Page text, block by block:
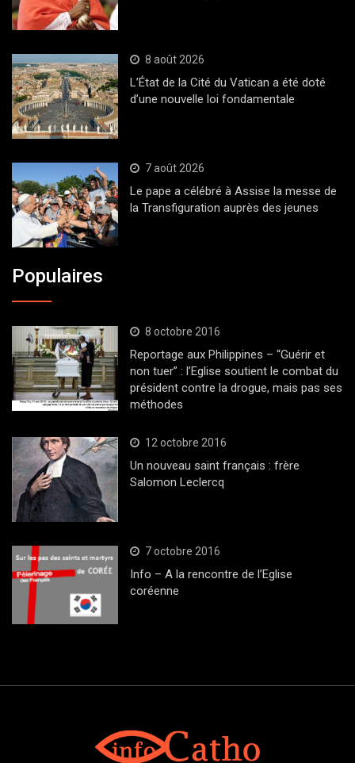
8 août 2026
L’État de la Cité du Vatican a été doté
d’une nouvelle loi fondamentale
7 août 2026
Le pape a célébré à Assise la messe de
la Transfiguration auprès des jeunes
Populaires
8 octobre 2016
Reportage aux Philippines – “Guérir et
non tuer” : l’Eglise soutient le combat du
président contre la drogue, mais pas ses
méthodes
12 octobre 2016
Un nouveau saint français : frère
Salomon Leclercq
7 octobre 2016
Info – A la rencontre de l’Eglise
coréenne